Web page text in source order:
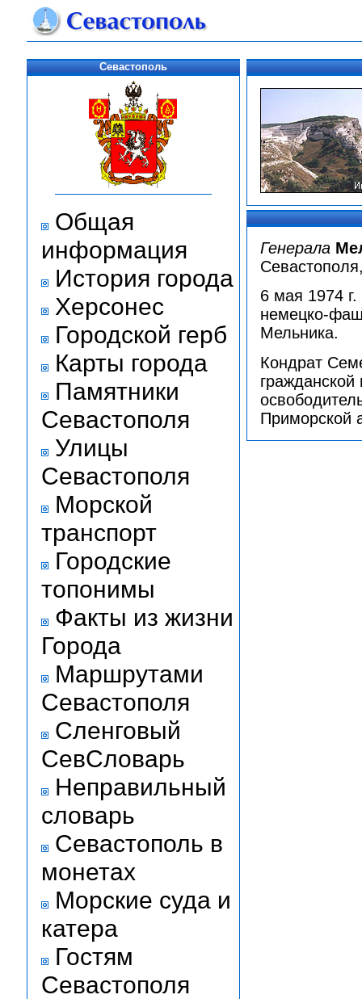
Севастополь
Общая
информация
История города
Херсонес
Городской герб
Карты города
Памятники
Севастополя
Улицы
Севастополя
Морской
транспорт
Городские
топонимы
Факты из жизни
Города
Маршрутами
Севастополя
Сленговый
СевСловарь
Неправильный
словарь
Севастополь в
монетах
Морские суда и
катера
Гостям
Севастополя
Генерала
6 мая 1974
немецко-
Мельника.
Кондрат
Приморской